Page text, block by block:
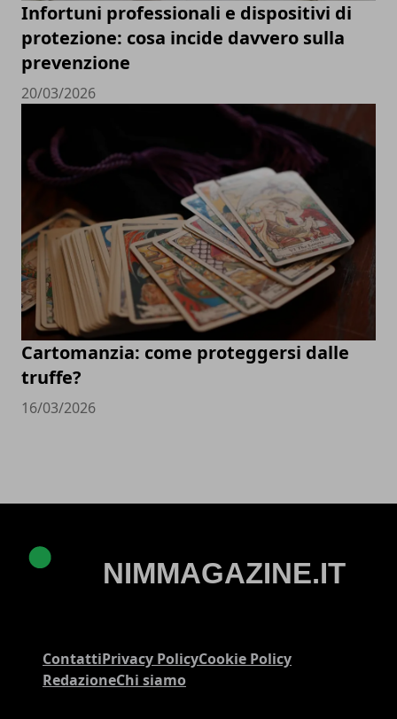
Infortuni professionali e dispositivi di
protezione: cosa incide davvero sulla
prevenzione
20/03/2026
Cartomanzia: come proteggersi dalle
truffe?
16/03/2026
ContattiPrivacy PolicyCookie Policy
RedazioneChi siamo